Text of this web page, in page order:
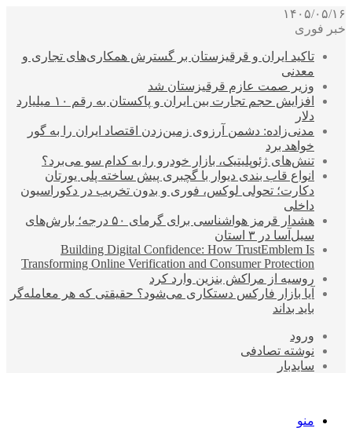
۱۴۰۵/۰۵/۱۶
خبر فوری
تاکید ایران و قرقیزستان بر گسترش همکاری‌های تجاری و
معدنی
وزیر صمت عازم قرقیزستان شد
افزایش حجم تجارت بین ایران و پاکستان به رقم ۱۰ میلیارد
دلار
مدنی‌زاده: دشمن آرزوی زمین‌زدن اقتصاد ایران را به گور
خواهد برد
تنش‌های ژئوپلیتیک، بازار خودرو را به کدام سو می‌برد؟
انواع قاب بندی دیوار با گچبری پیش ساخته پلی یورتان
دکارت؛ تحولی لوکس، فوری و بدون تخریب در دکوراسیون
داخلی
هشدار قرمز هواشناسی برای گرمای ۵۰ درجه؛ بارش‌های
سیل‌آسا در ۳ استان
Building Digital Confidence: How TrustEmblem Is
Transforming Online Verification and Consumer Protection
روسیه از مراکش بنزین وارد کرد
آیا بازار فارکس دستکاری می‌شود؟ حقیقتی که هر معامله‌گر
باید بداند
ورود
نوشته تصادفی
سایدبار
منو